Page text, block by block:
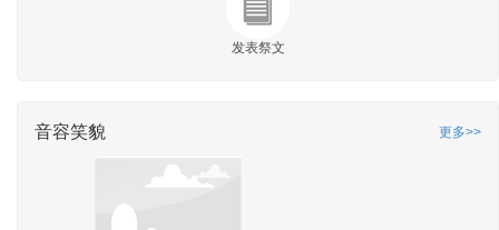
发表祭文
音容笑貌 更多>>